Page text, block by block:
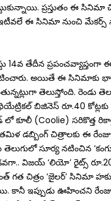
ప్రస్తుతం ఈ సినిమా
ఇటీవలే ఈ సినిమా నుంచి
14వ తేదీన
అయితే ఈ సినిమాకు
తెలుస్తోంది. రెండు
బిజినెస్ రూ.40 కోట్లకు
కూలీ (Coolie) సరికొత్త
డబ్బింగ్ చిత్రాలకు ఈ
తెలుగులో సూర్య నటించిన
విజయ్ ‘లియో’ రైట్స్
చిత్రం ‘జైలర్’ సినిమా
కానీ ఇప్పుడు ఊహించని